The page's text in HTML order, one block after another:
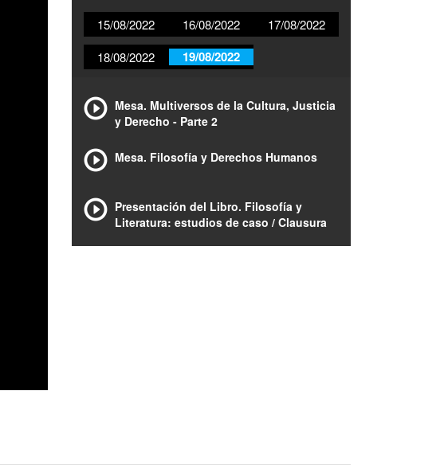
15/08/2022 16/08/2022
17/08/2022
18/08/2022
19/08/2022
Mesa. Multiversos de la Cultura, Justicia
y Derecho - Parte 2
Mesa. Filosofía y Derechos Humanos
Presentación del Libro. Filosofía y
Literatura: estudios de caso / Clausura